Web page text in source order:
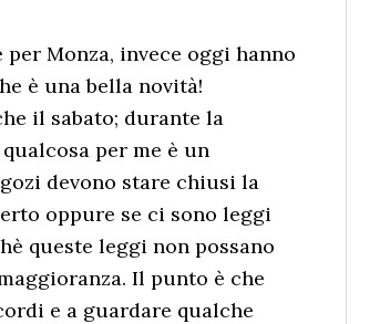
Monza, invece oggi hanno
è una bella novità!
il sabato; durante la
per me è un
devono stare chiusi la
oppure se ci sono leggi
queste leggi non possano
Il punto è che
e a guardare qualche